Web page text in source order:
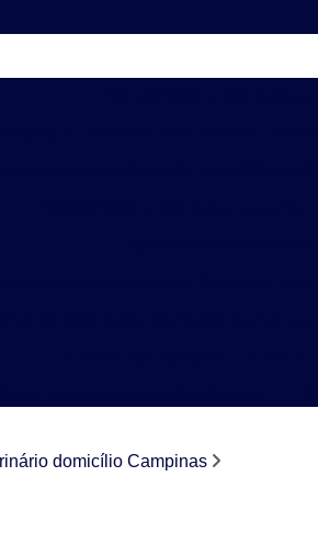
Check-up Veterinário em Cachorro
domicílio Campinas